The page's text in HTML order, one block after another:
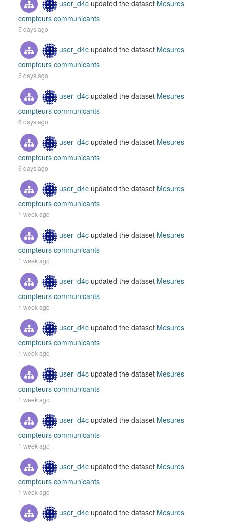
user_d4c updated the dataset Mesures
compteurs communicants
5 days ago
user_d4c updated the dataset Mesures
compteurs communicants
5 days ago
user_d4c updated the dataset Mesures
compteurs communicants
6 days ago
user_d4c updated the dataset Mesures
compteurs communicants
6 days ago
user_d4c updated the dataset Mesures
compteurs communicants
1 week ago
user_d4c updated the dataset Mesures
compteurs communicants
1 week ago
user_d4c updated the dataset Mesures
compteurs communicants
1 week ago
user_d4c updated the dataset Mesures
compteurs communicants
1 week ago
user_d4c updated the dataset Mesures
compteurs communicants
1 week ago
user_d4c updated the dataset Mesures
compteurs communicants
1 week ago
user_d4c updated the dataset Mesures
compteurs communicants
1 week ago
user_d4c updated the dataset Mesures